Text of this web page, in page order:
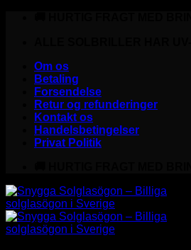
Om os
Betaling
Forsendelse
Retur og refunderinger
Kontakt os
Handelsbetingelser
Privat Politik